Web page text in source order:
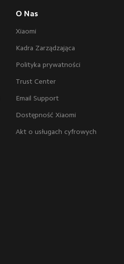
O Nas
Xiaomi
Kadra Zarządzająca
Polityka prywatności
Trust Center
Email Support
Dostępność Xiaomi
Akt o usługach cyfrowych